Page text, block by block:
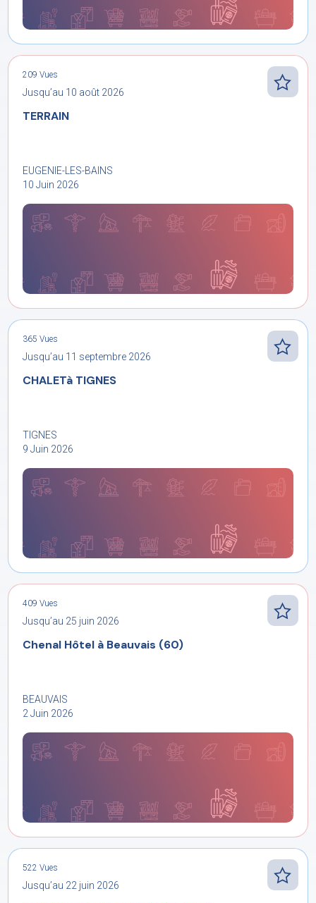
209 Vues
Jusqu’au 10 août 2026
TERRAIN
EUGENIE-LES-BAINS
10 Juin 2026
365 Vues
Jusqu’au 11 septembre 2026
CHALETà TIGNES
TIGNES
9 Juin 2026
409 Vues
Jusqu’au 25 juin 2026
Chenal Hôtel à Beauvais (60)
BEAUVAIS
2 Juin 2026
522 Vues
Jusqu’au 22 juin 2026